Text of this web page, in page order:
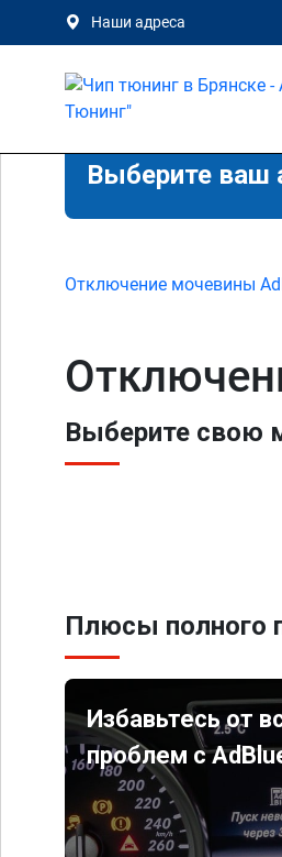
Наши адреса
Выберите ваш
Отключение мочевины
Выберите свою
Плюсы полного
Избавьтесь от
проблем с